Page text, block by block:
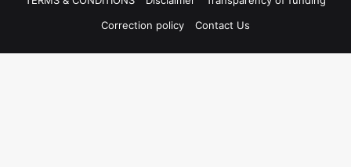
Correction policy
Contact Us